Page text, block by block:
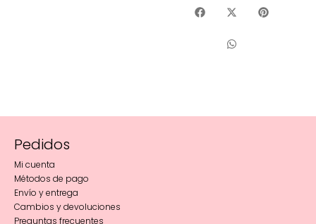
Pedidos
Mi cuenta
Métodos de pago
Envío y entrega
Cambios y devoluciones
Preguntas frecuentes